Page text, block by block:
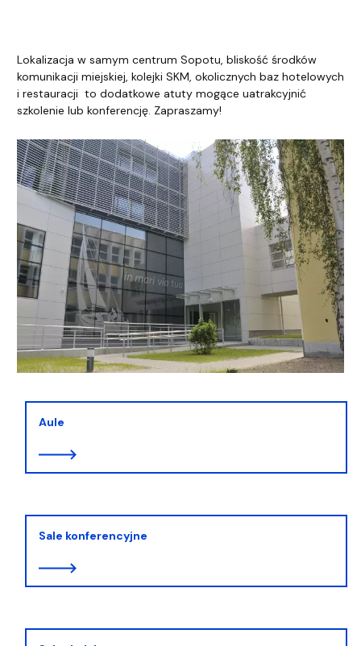
Tekst uzupełniający
Lokalizacja w samym centrum Sopotu, bliskość środków
komunikacji miejskiej, kolejki SKM, okolicznych baz hotelowych
i restauracji to dodatkowe atuty mogące uatrakcyjnić
szkolenie lub konferencję. Zapraszamy!
Aule
Sale konferencyjne